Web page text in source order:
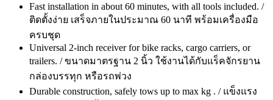
Fast installation in about 60 minutes, with all tools included. /
ติดตั้งง่าย เสร็จภายในประมาณ 60 นาที พร้อมเครื่องมือ
ครบชุด
Universal 2-inch receiver for bike racks, cargo carriers, or
trailers. / ขนาดมาตรฐาน 2 นิ้ว ใช้งานได้กับแร็คจักรยาน
กล่องบรรทุก หรือรถพ่วง
Durable construction, safely tows up to max kg . / แข็งแรง